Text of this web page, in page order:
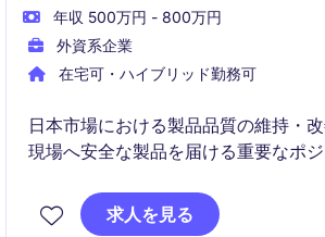
年収 500万円 - 800万円
外資系企業
在宅可・ハイブリッド勤務可
日本市場における製品品質の維持・
現場へ安全な製品を届ける重要なポ
課題の解決から予防まで一貫して関わ
求人を見る